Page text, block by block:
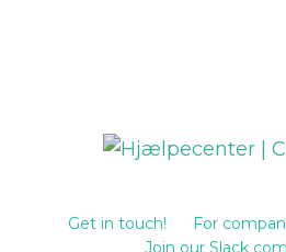
Get in touch! For
Join our Slack